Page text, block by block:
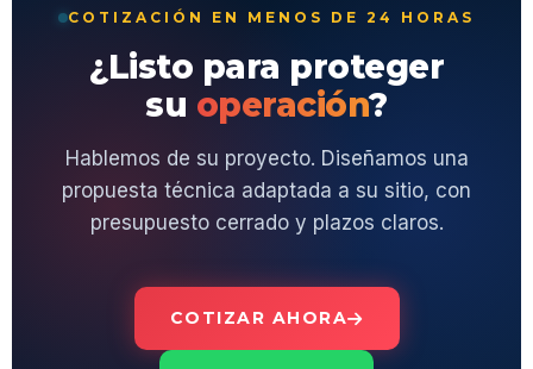
COTIZACIÓN EN MENOS DE 24 HORAS
¿Listo para proteger
su operación?
Hablemos de su proyecto. Diseñamos una
propuesta técnica adaptada a su sitio, con
presupuesto cerrado y plazos claros.
COTIZAR AHORA